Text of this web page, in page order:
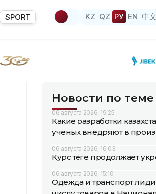
SPORT KZ QZ РУ EN 中文
Новости по теме
06 августа 2026, 19:25
Какие разработки
ученых внедряют в
06 августа 2026, 16:03
Курс теңге продолжает
06 августа 2026, 15:10
Одежда и транспорт